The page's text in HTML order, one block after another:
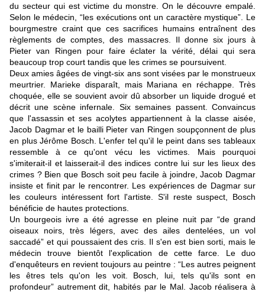
du secteur qui est victime du monstre. On le découvre empalé.
Selon le médecin, “les exécutions ont un caractère mystique”. Le
bourgmestre craint que ces sacrifices humains entraînent des
règlements de comptes, des massacres. Il donne six jours à
Pieter van Ringen pour faire éclater la vérité, délai qui sera
beaucoup trop court tandis que les crimes se poursuivent.
Deux amies âgées de vingt-six ans sont visées par le monstrueux
meurtrier. Marieke disparaît, mais Mariana en réchappe. Très
choquée, elle se souvient avoir dû absorber un liquide drogué et
décrit une scène infernale. Six semaines passent. Convaincus
que l'assassin et ses acolytes appartiennent à la classe aisée,
Jacob Dagmar et le bailli Pieter van Ringen soupçonnent de plus
en plus Jérôme Bosch. L'enfer tel qu'il le peint dans ses tableaux
ressemble à ce qu'ont vécu les victimes. Mais pourquoi
s'imiterait-il et laisserait-il des indices contre lui sur les lieux des
crimes ? Bien que Bosch soit peu facile à joindre, Jacob Dagmar
insiste et finit par le rencontrer. Les expériences de Dagmar sur
les couleurs intéressent fort l'artiste. S'il reste suspect, Bosch
bénéficie de hautes protections.
Un bourgeois ivre a été agresse en pleine nuit par “de grand
oiseaux noirs, très légers, avec des ailes dentelées, un vol
saccadé” et qui poussaient des cris. Il s'en est bien sorti, mais le
médecin trouve bientôt l'explication de cette farce. Le duo
d'enquêteurs en revient toujours au peintre : “Les autres peignent
les êtres tels qu'on les voit. Bosch, lui, tels qu'ils sont en
profondeur” autrement dit, habités par le Mal. Jacob réalisera à